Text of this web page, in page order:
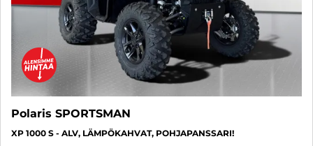
Polaris SPORTSMAN
XP 1000 S - ALV, LÄMPÖKAHVAT, POHJAPANSSARI!